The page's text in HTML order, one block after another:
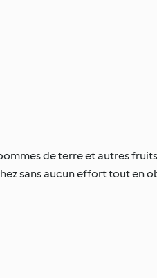
de terre et autres
sans aucun effort tout en